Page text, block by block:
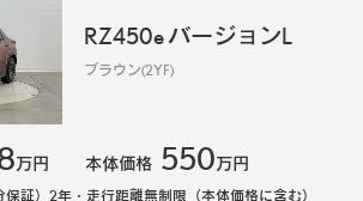
RZ450e バージョンL
ブラウン(2YF)
万円 本体価格 550万円
証）2年・走行距離無制限（本体価格に含む）